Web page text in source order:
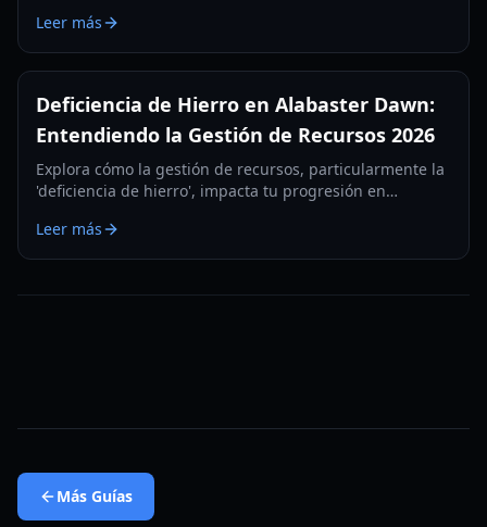
Perdidas.
Leer más
Deficiencia de Hierro en Alabaster Dawn:
Entendiendo la Gestión de Recursos 2026
Explora cómo la gestión de recursos, particularmente la
'deficiencia de hierro', impacta tu progresión en
fabricar eficazmente y optimizar tus builds.
Leer más
Más Guías